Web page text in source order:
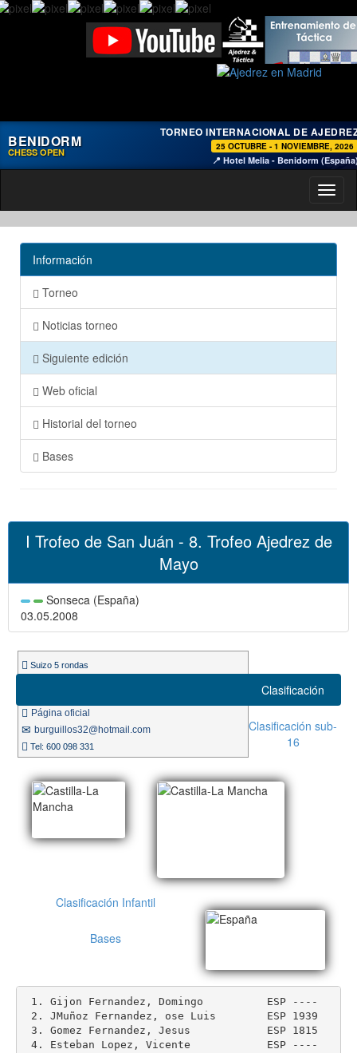
BENIDORM
CHESS OPEN
TORNEO INTERNACIONAL DE
25 OCTUBRE - 1 NOVIEMBRE, 2026
📍 Hotel Melia - Benidorm
Información
Torneo
Noticias torneo
Siguiente edición
Web oficial
Historial del torneo
Bases
I Trofeo de San Juán - 8. Trofeo Ajedrez de
Mayo
Sonseca (España)
03.05.2008
Suizo 5 rondas
Página oficial
burguillos32@hotmail.com
Tel: 600 098 331
Clasificación
Clasificación sub-
16
Clasificación Infantil
Bases
1. Gijon Fernandez, Domingo          ESP ----
2. JMuñoz Fernandez, ose Luis        ESP 1939
3. Gomez Fernandez, Jesus            ESP 1815
4. Esteban Lopez, Vicente            ESP ----